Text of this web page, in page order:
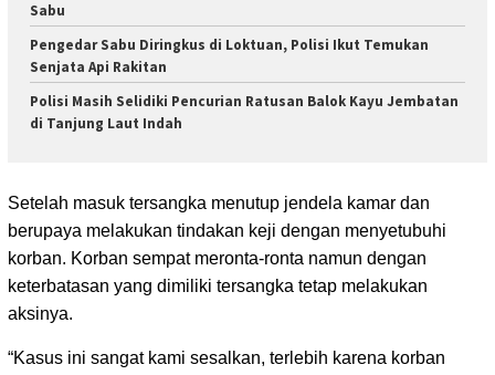
Sabu
Pengedar Sabu Diringkus di Loktuan, Polisi Ikut Temukan
Senjata Api Rakitan
Polisi Masih Selidiki Pencurian Ratusan Balok Kayu Jembatan
di Tanjung Laut Indah
Setelah masuk tersangka menutup jendela kamar dan
berupaya melakukan tindakan keji dengan menyetubuhi
korban. Korban sempat meronta-ronta namun dengan
keterbatasan yang dimiliki tersangka tetap melakukan
aksinya.
“Kasus ini sangat kami sesalkan, terlebih karena korban